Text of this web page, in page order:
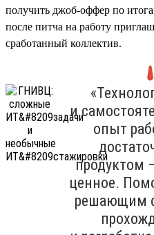
получить джоб-оффер по
после питча на работу
сработанный коллектив.
и
опыт
продуктом
ценное.
решающим